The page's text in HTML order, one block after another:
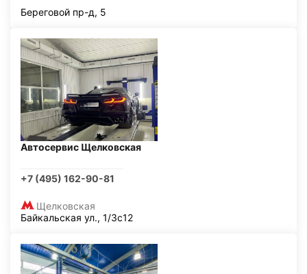
Береговой пр-д, 5
Автосервис Щелковская
+7 (495) 162-90-81
Щелковская
Байкальская ул., 1/3с12